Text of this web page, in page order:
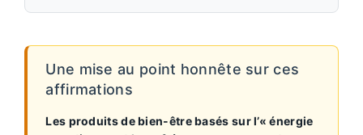
Une mise au point honnête sur ces
affirmations
Les produits de bien-être basés sur l’« énergie